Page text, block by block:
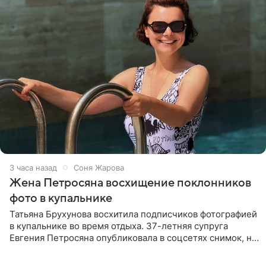
3 часа назад Соня Жарова
Жена Петросяна восхищение поклонников
фото в купальнике
Татьяна Брухунова восхитила подписчиков фотографией
в купальнике во время отдыха. 37-летняя супруга
Евгения Петросяна опубликовала в соцсетях снимок, на